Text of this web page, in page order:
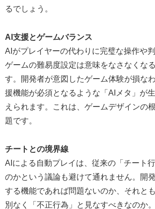
るでしょう。
AI支援とゲームバランス
AIがプレイヤーの代わりに完璧な操作や判
ゲームの難易度設定は意味をなさなくな
す。開発者が意図したゲーム体験が損な
援機能が必須となるような「AIメタ」が
えられます。これは、ゲームデザインの
題です。
チートとの境界線
AIによる自動プレイは、従来の「チート
のかという議論も避けて通れません。開
する機能であれば問題ないのか、それと
別なく「不正行為」と見なすべきなのか